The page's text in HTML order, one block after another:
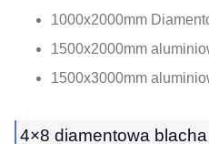
1000x2000mm
1500x2000mm
1500x3000mm
4×8 diamentowa